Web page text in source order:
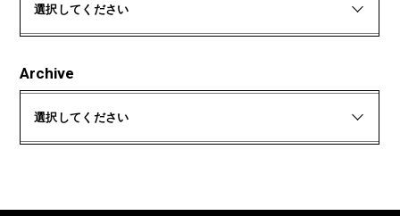
選択してください
Archive
選択してください